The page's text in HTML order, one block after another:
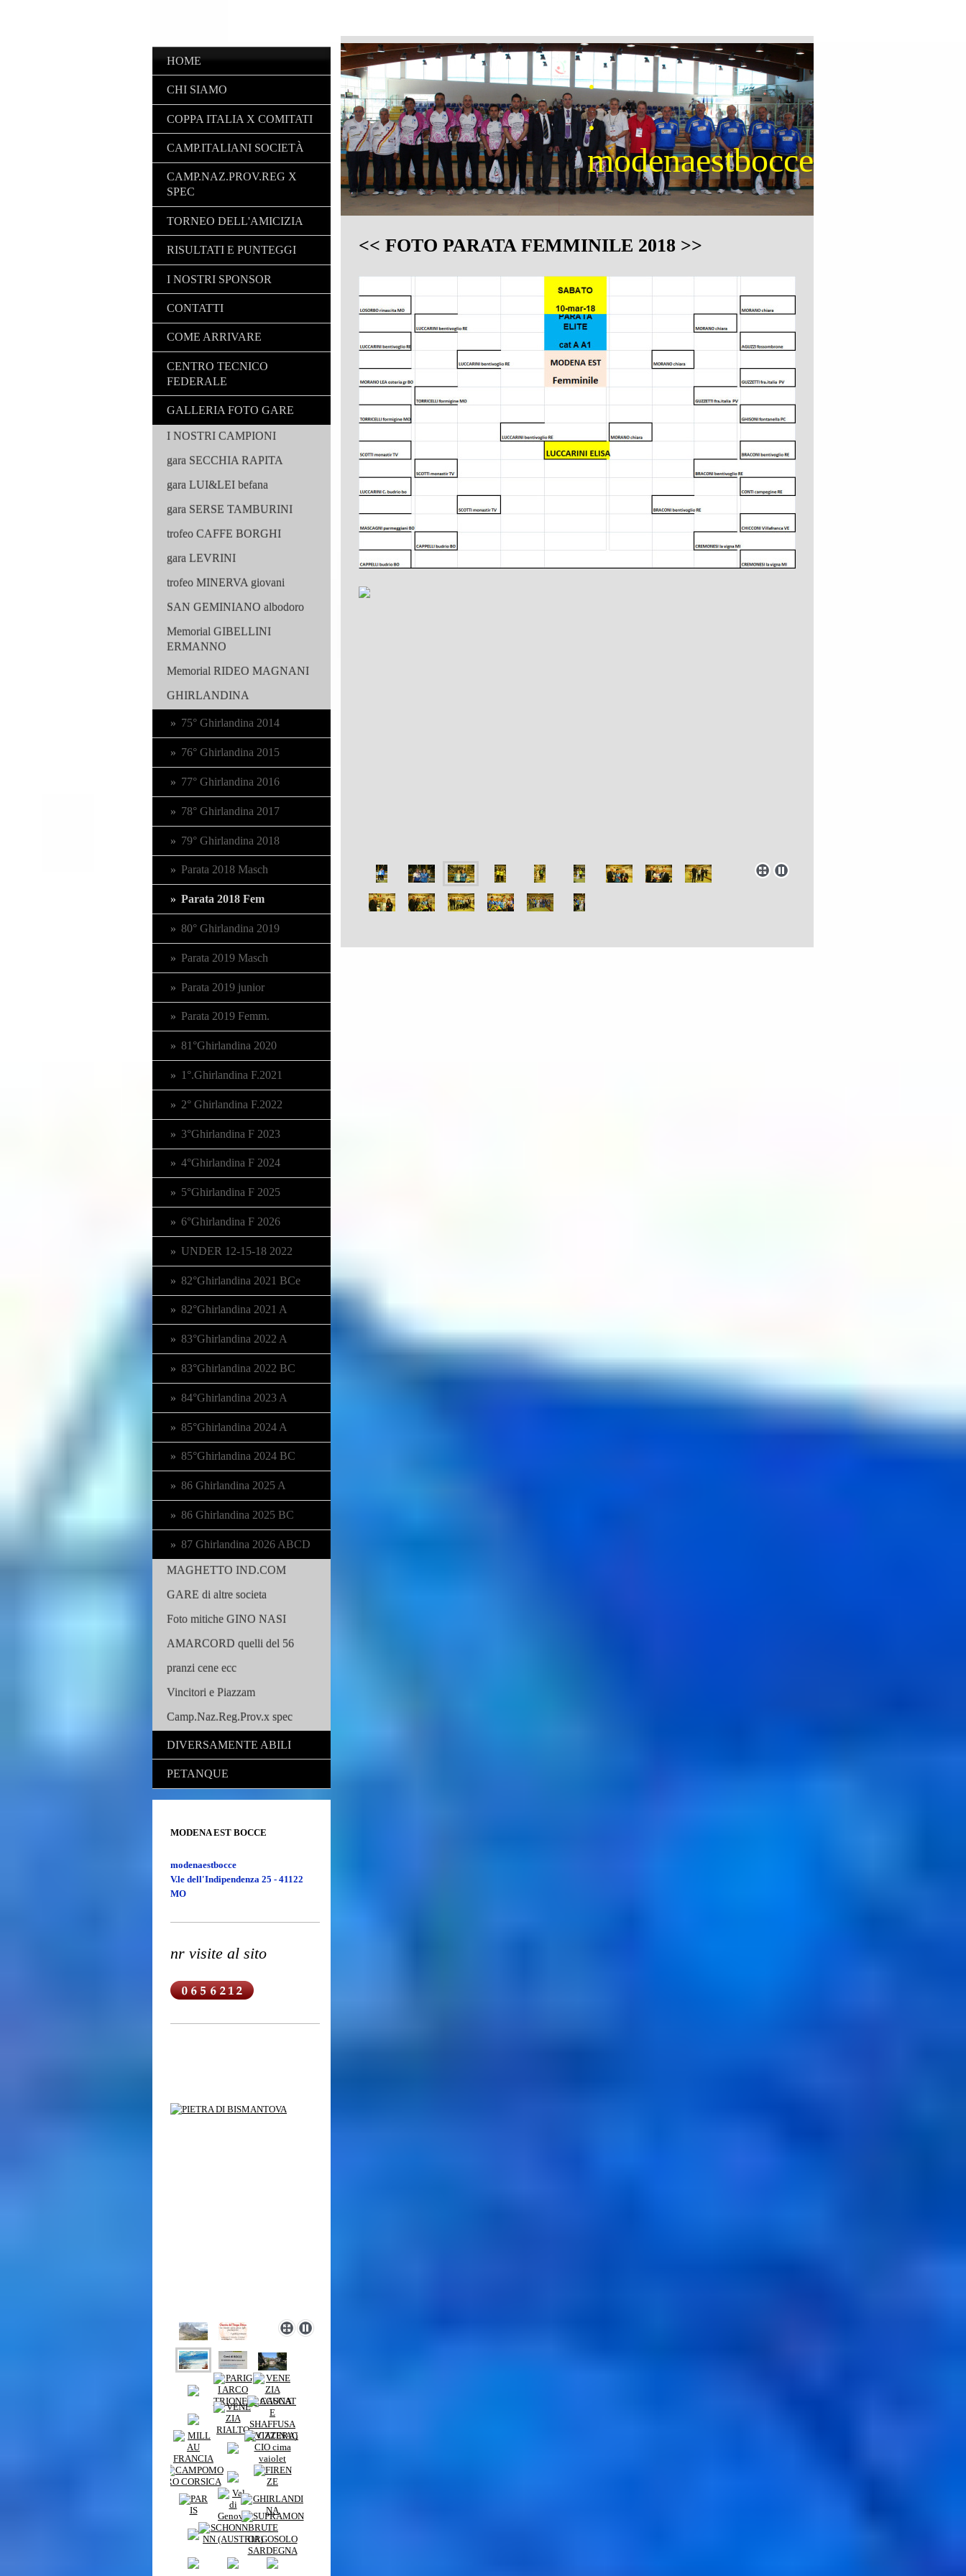
.
.
modenaestbocce
<< FOTO PARATA FEMMINILE 2018 >>
HOME
CHI SIAMO
COPPA ITALIA X COMITATI
CAMP.ITALIANI SOCIETÀ
CAMP.NAZ.PROV.REG X
SPEC
TORNEO DELL'AMICIZIA
RISULTATI E PUNTEGGI
I NOSTRI SPONSOR
CONTATTI
COME ARRIVARE
CENTRO TECNICO
FEDERALE
GALLERIA FOTO GARE
I NOSTRI CAMPIONI
gara SECCHIA RAPITA
gara LUI&LEI befana
gara SERSE TAMBURINI
trofeo CAFFE BORGHI
gara LEVRINI
trofeo MINERVA giovani
SAN GEMINIANO albodoro
Memorial GIBELLINI
ERMANNO
Memorial RIDEO MAGNANI
GHIRLANDINA
75° Ghirlandina 2014
76° Ghirlandina 2015
77° Ghirlandina 2016
78° Ghirlandina 2017
79° Ghirlandina 2018
Parata 2018 Masch
Parata 2018 Fem
80° Ghirlandina 2019
Parata 2019 Masch
Parata 2019 junior
Parata 2019 Femm.
81°Ghirlandina 2020
1°.Ghirlandina F.2021
2° Ghirlandina F.2022
3°Ghirlandina F 2023
4°Ghirlandina F 2024
5°Ghirlandina F 2025
6°Ghirlandina F 2026
UNDER 12-15-18 2022
82°Ghirlandina 2021 BCe
82°Ghirlandina 2021 A
83°Ghirlandina 2022 A
83°Ghirlandina 2022 BC
84°Ghirlandina 2023 A
85°Ghirlandina 2024 A
85°Ghirlandina 2024 BC
86 Ghirlandina 2025 A
86 Ghirlandina 2025 BC
87 Ghirlandina 2026 ABCD
MAGHETTO IND.COM
GARE di altre societa
Foto mitiche GINO NASI
AMARCORD quelli del 56
pranzi cene ecc
Vincitori e Piazzam
Camp.Naz.Reg.Prov.x spec
DIVERSAMENTE ABILI
PETANQUE
MODENA EST BOCCE
modenaestbocce
V.le dell'Indipendenza 25 - 41122
MO
nr visite al sito